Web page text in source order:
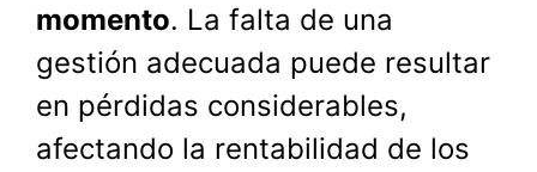
momento. La falta de una
gestión adecuada puede resultar
en pérdidas considerables,
afectando la rentabilidad de los